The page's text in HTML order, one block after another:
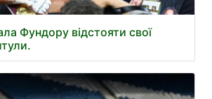
Фундору відстояти свої